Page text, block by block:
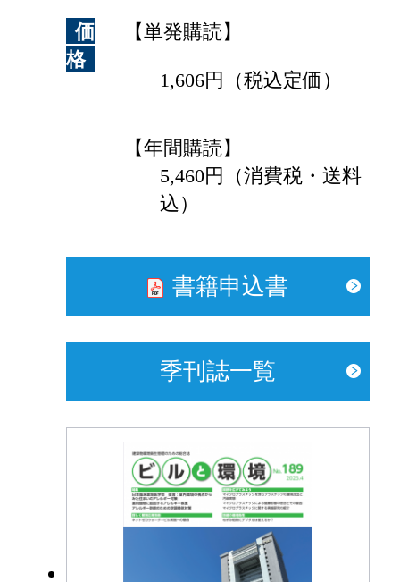
価
格
【単発購読】
1,606円（税込定価）
【年間購読】
5,460円（消費税・送料
込）
書籍申込書
季刊誌一覧